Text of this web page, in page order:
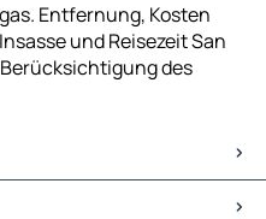
Entfernung, Kosten
und Reisezeit San
des